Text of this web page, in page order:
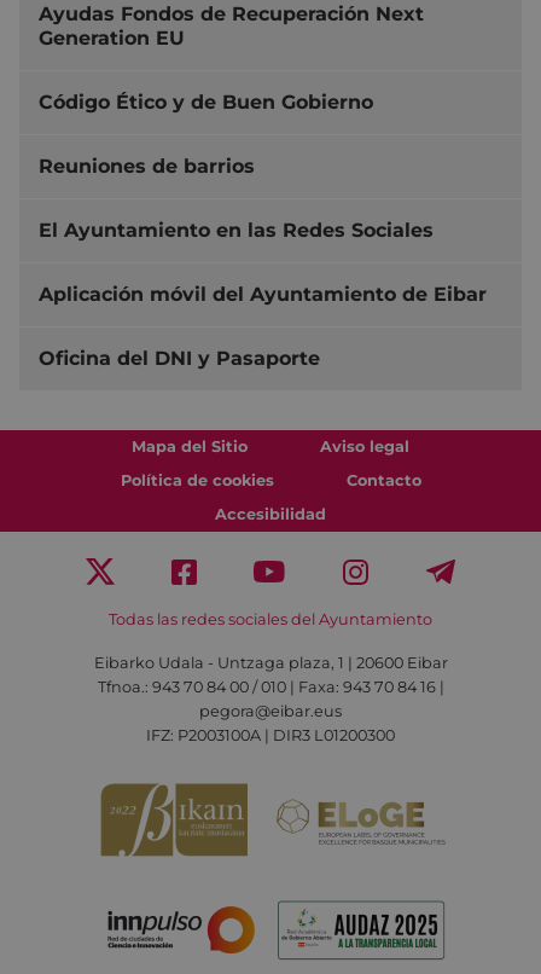
Ayudas Fondos de Recuperación Next
Generation EU
Código Ético y de Buen Gobierno
Reuniones de barrios
El Ayuntamiento en las Redes Sociales
Aplicación móvil del Ayuntamiento de Eibar
Oficina del DNI y Pasaporte
Mapa del Sitio
Aviso legal
Política de cookies
Contacto
Accesibilidad
Todas las redes sociales del Ayuntamiento
Eibarko Udala - Untzaga plaza, 1 | 20600 Eibar
Tfnoa.: 943 70 84 00 / 010 | Faxa: 943 70 84 16 |
pegora@eibar.eus
IFZ: P2003100A | DIR3 L01200300